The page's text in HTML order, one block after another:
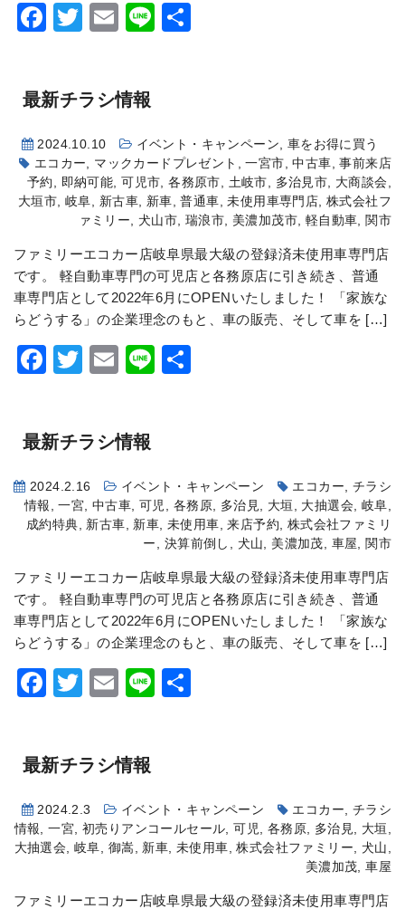
Facebook
Twitter
Email
Line
最新チラシ情報
2024.10.10 イベント・キャンペーン, 車をお得に買う
エコカー, マックカードプレゼント ,一宮市,中古車,事前来店
予約 , 即納可能,可児市,各務原市, 土岐市, 多治見市, 大商談会,
大垣市,岐阜, 新古車, 新車,普通車,未使用車専門店, 株式会社フ
ァミリー, 犬山市, 瑞浪市, 美濃加茂市, 軽自動車, 関市
ファミリーエコカー店岐阜県最大級の登録済未使用車専門店
です。 軽自動車専門の可児店と各務原店に引き続き、普通
車専門店として2022年6月にOPENいたしました！ 「家族な
らどうする」の企業理念のもと、車の販売、そして車を […]
Facebook
Twitter
Email
Line
最新チラシ情報
2024.2.16 イベント・キャンペーン エコカー, チラシ
情報 ,一宮,中古車,可児, 各務原, 多治見, 大垣 , 大抽選会, 岐阜,
成約特典, 新古車, 新車, 未使用車,来店予約, 株式会社ファミリ
ー , 決算前倒し , 犬山, 美濃加茂, 車屋, 関市
ファミリーエコカー店岐阜県最大級の登録済未使用車専門店
です。 軽自動車専門の可児店と各務原店に引き続き、普通
車専門店として2022年6月にOPENいたしました！ 「家族な
らどうする」の企業理念のもと、車の販売、そして車を […]
Facebook
Twitter
Email
Line
最新チラシ情報
2024.2.3 イベント・キャンペーン エコカー, チラシ
情報,一宮, 初売りアンコールセール,可児, 各務原, 多治見, 大垣 ,
大抽選会,岐阜, 御嵩, 新車, 未使用車,株式会社ファミリー, 犬山 ,
美濃加茂,車屋
ファミリーエコカー店岐阜県最大級の登録済未使用車専門店